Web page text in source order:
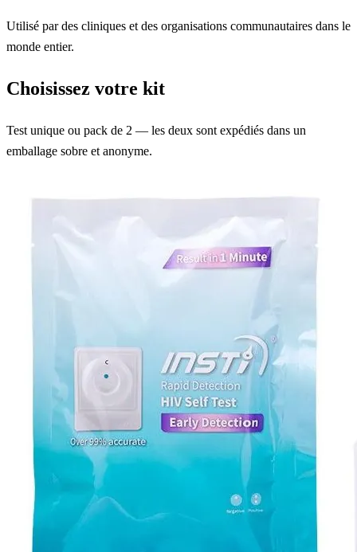
Utilisé par des cliniques et des organisations communautaires dans le
monde entier.
Choisissez votre kit
Test unique ou pack de 2 — les deux sont expédiés dans un
emballage sobre et anonyme.